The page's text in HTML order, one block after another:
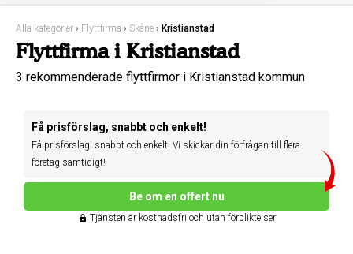
Alla kategorier › Flyttfirma › Skåne › Kristianstad
Flyttfirma i Kristianstad
3 rekommenderade flyttfirmor i Kristianstad kommun
Få prisförslag, snabbt och enkelt!
Få prisförslag, snabbt och enkelt. Vi skickar din förfrågan till flera
företag samtidigt!
Be om en offert nu
Tjänsten är kostnadsfri och utan förpliktelser